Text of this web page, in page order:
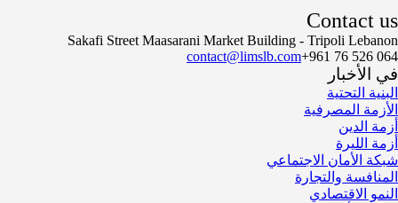
Contact us
Sakafi Street Maasarani Market Building - Tripoli Lebanon
contact@limslb.com+961 76 526 064
في الأخبار
البنية التحتية
الأزمة المصرفية
أزمة الدين
أزمة الليرة
شبكة الأمان الاجتماعي
المنافسة والتجارة
النمو الاقتصادي